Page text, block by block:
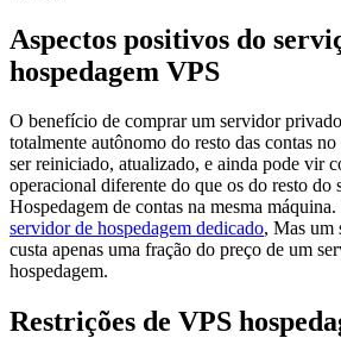
Aspectos positivos do
hospedagem VPS
O benefício de comprar um servidor
totalmente autônomo do resto das contas
ser reiniciado, atualizado, e ainda pode vir
operacional diferente do que os do resto
Hospedagem de contas na mesma
servidor de hospedagem dedicado, Mas um
custa apenas uma fração do preço de um
hospedagem.
Restrições de VPS